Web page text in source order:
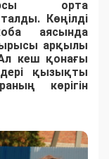
орта
Көңілді
аясында
арқылы
кеш қонағы
қызықты
көрігін